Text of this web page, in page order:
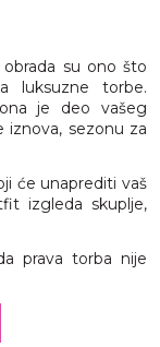
su ono što
luksuzne torbe.
je deo vašeg
sezonu za
će unaprediti vaš
izgleda skuplje,
prava torba nije